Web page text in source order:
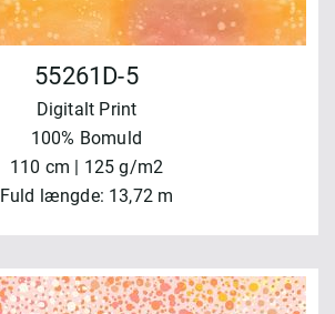
55261D-5
Digitalt Print
100% Bomuld
110 cm | 125 g/m2
Fuld længde: 13,72 m